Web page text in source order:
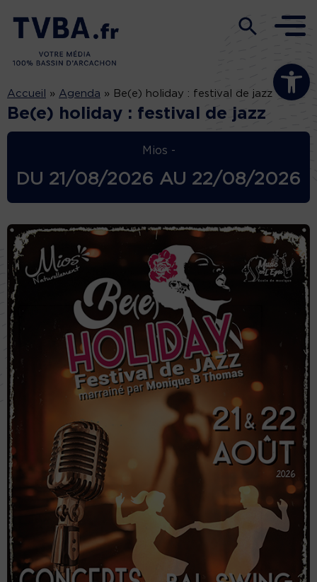
Ouvrir la
Accueil » Agenda » Be(e) holiday : festival de jazz
Be(e) holiday : festival de jazz
Mios -
DU 21/08/2026 AU 22/08/2026